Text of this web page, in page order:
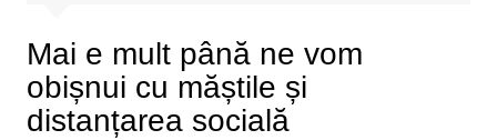
Mai e mult până ne vom
obișnui cu măștile și
distanțarea socială